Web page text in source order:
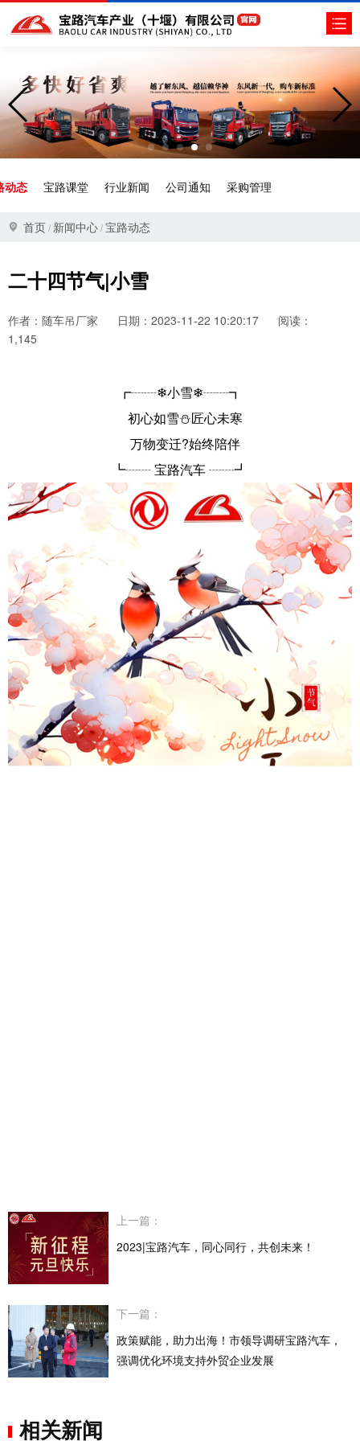
动态 宝路课堂 行业新闻 公司通知 采购管理
首页/ 新闻中心/宝路动态
二十四节气|小雪
作者：随车吊厂家 日期：2023-11-22 10:20:17
阅读：
1,145
┏┈┈❄小雪❄┈┈┓
初心如雪⛄匠心未寒
万物变迁?始终陪伴
┗┈┈ 宝路汽车 ┈┈┛
上一篇：
2023|宝路汽车，同心同行，共创未来！
下一篇：
政策赋能，助力出海！市领导调研宝路汽车，
强调优化环境支持外贸企业发展
相关新闻